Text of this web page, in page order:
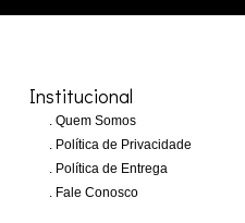
Institucional
Quem Somos
Política de Privacidade
Política de Entrega
Fale Conosco